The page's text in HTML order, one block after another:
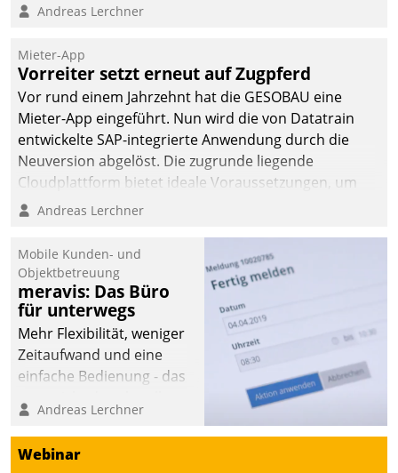
Andreas Lerchner
Mieter-App
Vorreiter setzt erneut auf Zugpferd
Vor rund einem Jahrzehnt hat die GESOBAU eine
Mieter-App eingeführt. Nun wird die von Datatrain
entwickelte SAP-integrierte Anwendung durch die
Neuversion abgelöst. Die zugrunde liegende
Cloudplattform bietet ideale Voraussetzungen, um
die Funktionalität der App zu erweitern und weitere
integrieren.
Andreas Lerchner
Mobile Kunden- und
Objektbetreuung
meravis: Das Büro
für unterwegs
Mehr Flexibilität, weniger
Zeitaufwand und eine
einfache Bedienung - das
Cockpit für mobile
Mitarbeiter von
Datatrain. Die meravis
Andreas Lerchner
Webinar